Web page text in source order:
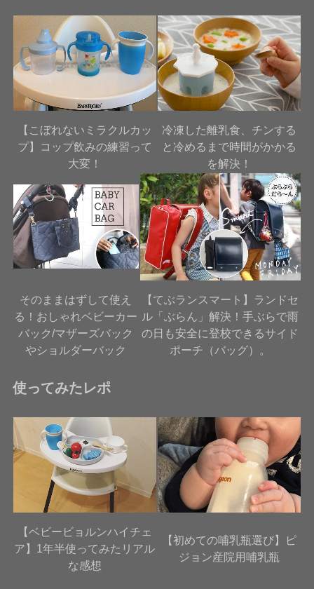
【こぼれないミラクルカッ
プ】コップ飲みの練習って
大変！
冷凍した離乳食、チンする
と冷めるまで時間がかかる
を解決！
そのままはずして使え
る！おしゃれベビーカー
バック/マザーズバック
やショルダーバック
【てぶランスマート】ランドセ
ル「ぶらん」解決！手ぶらで雨
の日も安全に登校できるサイド
ポーチ（バッグ）。
使ってみたレポ
【ベビービョルンハイチェ
ア】1年半使ってみたリアル
な感想
【初めての哺乳瓶選び】ピ
ジョン産院用哺乳瓶